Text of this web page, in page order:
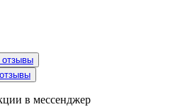
в мессенджер